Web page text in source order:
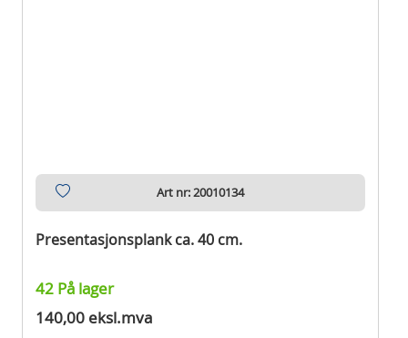
Art nr: 20010134
Presentasjonsplank ca. 40 cm.
42 På lager
140,00 eksl.mva